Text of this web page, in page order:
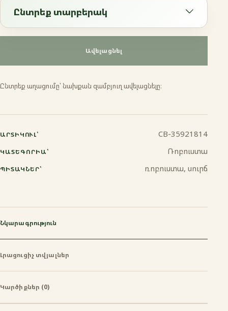
Ընտրեք տարբերակ
Էսպրեսո
Ֆրենչ պրես
Մոկա
Ջազվա
Ավելացնել
Ընտրեք աղացումը՝ նախքան զամբյուղ ավելացնելը։
ԱՐՏԻԿՈՒԼ՝ CB-35921814
ԿԱՏԵԳՈՐԻԱ՝ Ռոբուստա
ՊԻՏԱԿՆԵՐ՝ ռոբուստա, սուրճ
Նկարագրություն
Լրացուցիչ տվյալներ
Կարծիքներ (0)